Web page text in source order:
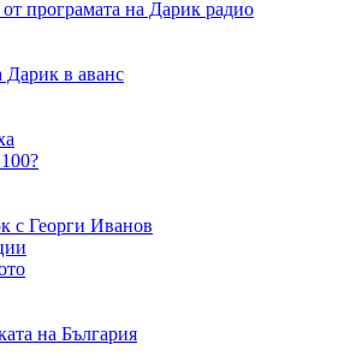
програмата на Дарик радио
в аванс
с Георги Иванов
на България